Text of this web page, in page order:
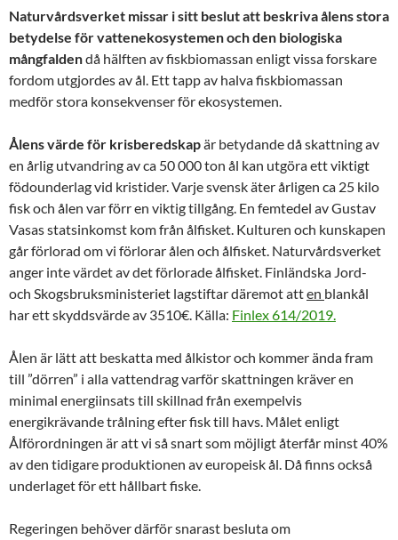
Naturvårdsverket missar i sitt beslut att beskriva ålens stora
betydelse för vattenekosystemen och den biologiska
mångfaldendå hälften av fiskbiomassan enligt vissa forskare
fordom utgjordes av ål. Ett tapp av halva fiskbiomassan
medför stora konsekvenser för ekosystemen.
Ålens värde för krisberedskapär betydande då skattning av
en årlig utvandring av ca 50 000 ton ål kan utgöra ett viktigt
födounderlag vid kristider. Varje svensk äter årligen ca 25 kilo
fisk och ålen var förr en viktig tillgång. En femtedel av Gustav
Vasas statsinkomst kom från ålfisket. Kulturen och kunskapen
går förlorad om vi förlorar ålen och ålfisket. Naturvårdsverket
anger inte värdet av det förlorade ålfisket. Finländska Jord-
och Skogsbruksministeriet lagstiftar däremot atten blankål
har ett skyddsvärde av 3510€. Källa: Finlex 614/2019.
Ålen är lätt att beskatta med ålkistor och kommer ända fram
till ”dörren” i alla vattendrag varför skattningen kräver en
minimal energiinsats till skillnad från exempelvis
energikrävande trålning efter fisk till havs. Målet enligt
Ålförordningen är att vi så snart som möjligt återfår minst 40%
av den tidigare produktionen av europeisk ål. Då finns också
underlaget för ett hållbart fiske.
Regeringen behöver därför snarast besluta om